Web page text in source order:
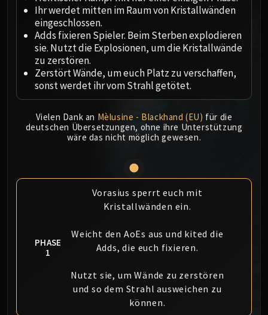
Ji-Kun
Durumu the Forgotten
Primordius
Iron Qon
Twin Empyreans
Ra-den
MANAFORGE OMEGA
Loom'ithar
Forgeweaver Araz
Fractillus
Nexus-King Salhadaar
MSV / HOF / TOES
The Stone Guard
Feng the Accursed
Ihr werdet mitten im Raum von Kristallwänden
eingeschlossen.
Adds fixieren Spieler. Beim Sterben explodieren
sie. Nutzt die Explosionen, um die Kristallwände
zu zerstören.
Zerstört Wände, um euch Platz zu verschaffen,
sonst werdet ihr vom Strahl getötet.
Vielen Dank an Mèlusine - Blackhand (EU) für die
deutschen Übersetzungen, ohne ihre Unterstützung
wäre das nicht möglich gewesen.
PHASE
1
Vorasius sperrt euch mit
Kristallwänden ein.
Weicht den AoEs aus und kited die
Adds, die euch fixieren.
Nutzt sie, um Wände zu zerstören
und so dem Strahl ausweichen zu
können.